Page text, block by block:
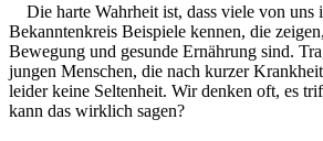
Die harte Wahrheit ist, dass viele von uns
Bekanntenkreis Beispiele kennen, die
Bewegung und gesunde Ernährung sind.
jungen Menschen, die nach kurzer
leider keine Seltenheit. Wir denken oft, es
kann das wirklich sagen?